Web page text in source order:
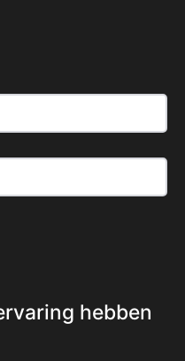
hebben